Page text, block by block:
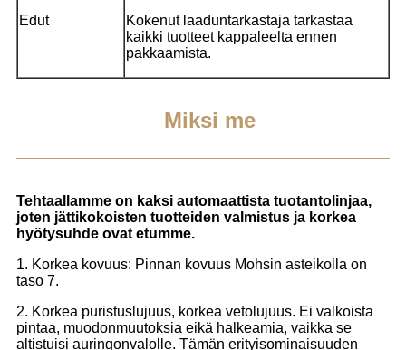
Edut
Kokenut laaduntarkastaja tarkastaa
kaikki tuotteet kappaleelta ennen
pakkaamista.
Miksi me
Tehtaallamme on kaksi automaattista tuotantolinjaa,
joten jättikokoisten tuotteiden valmistus ja korkea
hyötysuhde ovat etumme.
1. Korkea kovuus: Pinnan kovuus Mohsin asteikolla on
taso 7.
2. Korkea puristuslujuus, korkea vetolujuus. Ei valkoista
pintaa, muodonmuutoksia eikä halkeamia, vaikka se
altistuisi auringonvalolle. Tämän erityisominaisuuden